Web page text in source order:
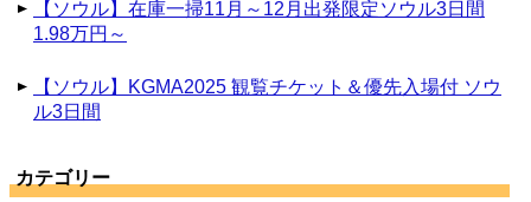
【ソウル】在庫一掃11月～12月出発限定ソウル3日間
1.98万円～
【ソウル】KGMA2025 観覧チケット＆優先入場付 ソウ
ル3日間
カテゴリー